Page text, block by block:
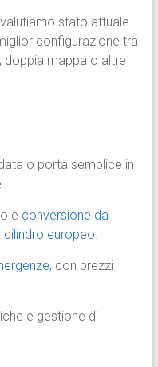
stato attuale
configurazione tra
doppia mappa o altre
o porta semplice in
e conversione da
europeo.
, con prezzi
e gestione di